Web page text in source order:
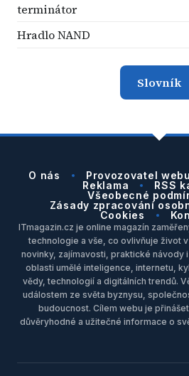
terminátor
Hradlo NAND
Slovník
O nás Provozovatel webu
Reklama
RSS
Všeobecné
Zásady zpracování
Cookies
ITmagazin.cz je online magazín
technologie a vše, co ovlivňuje život
novinky, zajímavosti, praktické návody
oblasti umělé inteligence, internetu,
vědy, technologií a digitálních trendů.
událostem ze světa byznysu,
budoucnost. Cílem webu je
důvěryhodné a užitečné informace o